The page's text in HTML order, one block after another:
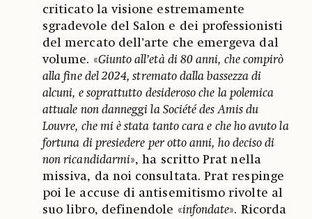
criticato la visione estremamente
sgradevole del Salon e dei professionisti
del mercato dell’arte che emergeva dal
volume. «Giunto all’età di 80 anni, che compirò
alla fine del 2024, stremato dalla bassezza di
alcuni, e soprattutto desideroso che la polemica
attuale non danneggi la Société des Amis du
Louvre, che mi è stata tanto cara e che ho avuto la
fortuna di presiedere per otto anni, ho deciso di
non ricandidarmi», ha scritto Prat nella
missiva, da noi consultata. Prat respinge
poi le accuse di antisemitismo rivolte al
suo libro, definendole «infondate». Ricorda